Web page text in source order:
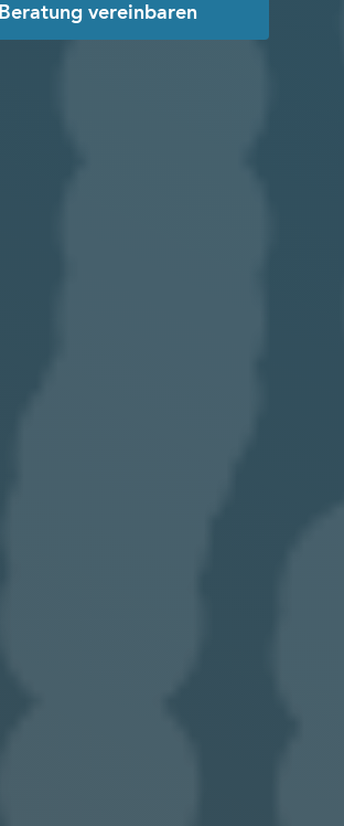
Beratung vereinbaren